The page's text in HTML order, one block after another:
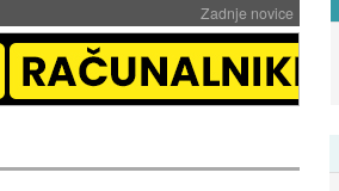
Zadnje novice